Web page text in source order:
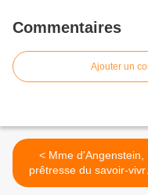
Commentaires
Ajouter un
< Mme d'Angenstein,
prêtresse du savoir-vivre,
dans...